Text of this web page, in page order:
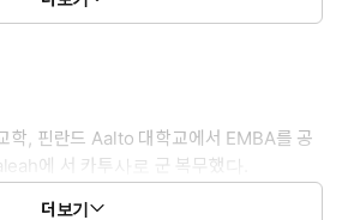
하면 뉴스가 더 잘 들리고, 말하기와 글쓰
표현을 쓸 수 있지 않을까?”라는 개인적
습 기록이다.
학, 핀란드 Aalto 대학교에서 EMBA를 공
에 서 카투사로 군 복무했다.
카 등지에서 약 15년 간 해외 주재원으로
더보기